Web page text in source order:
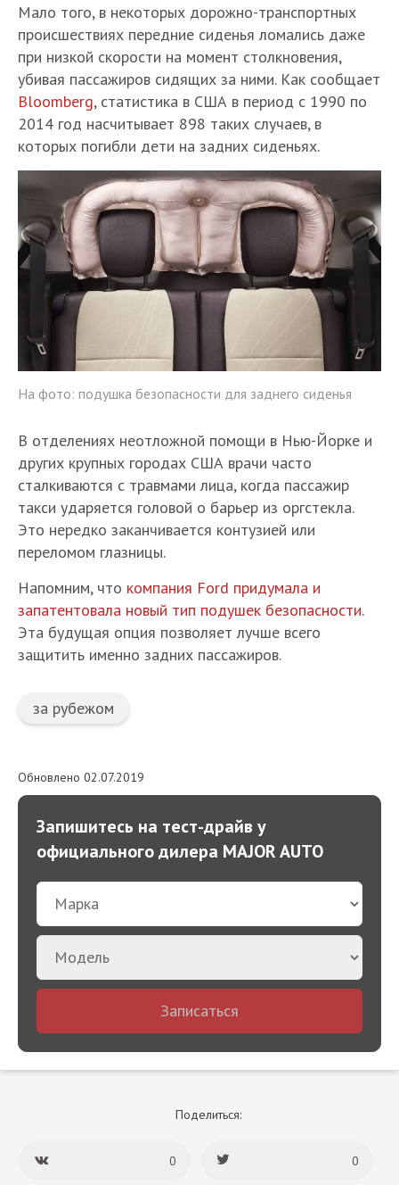
Мало того, в некоторых дорожно-транспортных
происшествиях передние сиденья ломались даже
при низкой скорости на момент столкновения,
убивая пассажиров сидящих за ними. Как сообщает
Bloomberg, статистика в США в период с 1990 по
2014 год насчитывает 898 таких случаев, в
которых погибли дети на задних сиденьях.
На фото: подушка безопасности для заднего сиденья
В отделениях неотложной помощи в Нью-Йорке и
других крупных городах США врачи часто
сталкиваются с травмами лица, когда пассажир
такси ударяется головой о барьер из оргстекла.
Это нередко заканчивается контузией или
переломом глазницы.
Напомним, что компания Ford придумала и
запатентовала новый тип подушек безопасности.
Эта будущая опция позволяет лучше всего
защитить именно задних пассажиров.
за рубежом
Обновлено 02.07.2019
Запишитесь на тест-драйв у
официального дилера MAJOR AUTO
Записаться
Поделиться:
0 0